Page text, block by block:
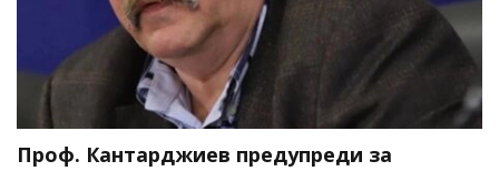
Проф. Кантарджиев предупреди за